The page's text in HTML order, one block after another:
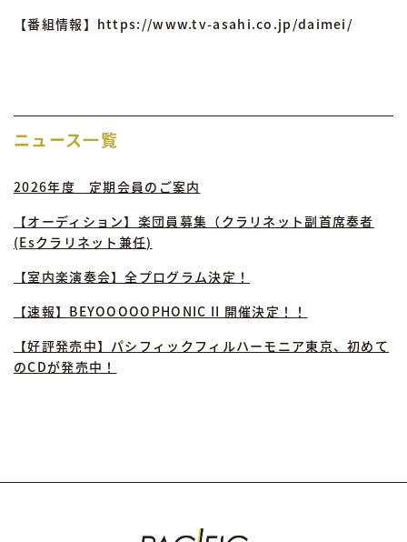
【番組情報】 https://www.tv-asahi.co.jp/daimei/
ニュース一覧
2026年度 定期会員のご案内
【オーディション】楽団員募集（クラリネット副首席奏者
(Esクラリネット兼任)
【室内楽演奏会】全プログラム決定！
【速報】BEYOOOOOPHONIC II 開催決定！！
【好評発売中】パシフィックフィルハーモニア東京、初めて
のCDが発売中！